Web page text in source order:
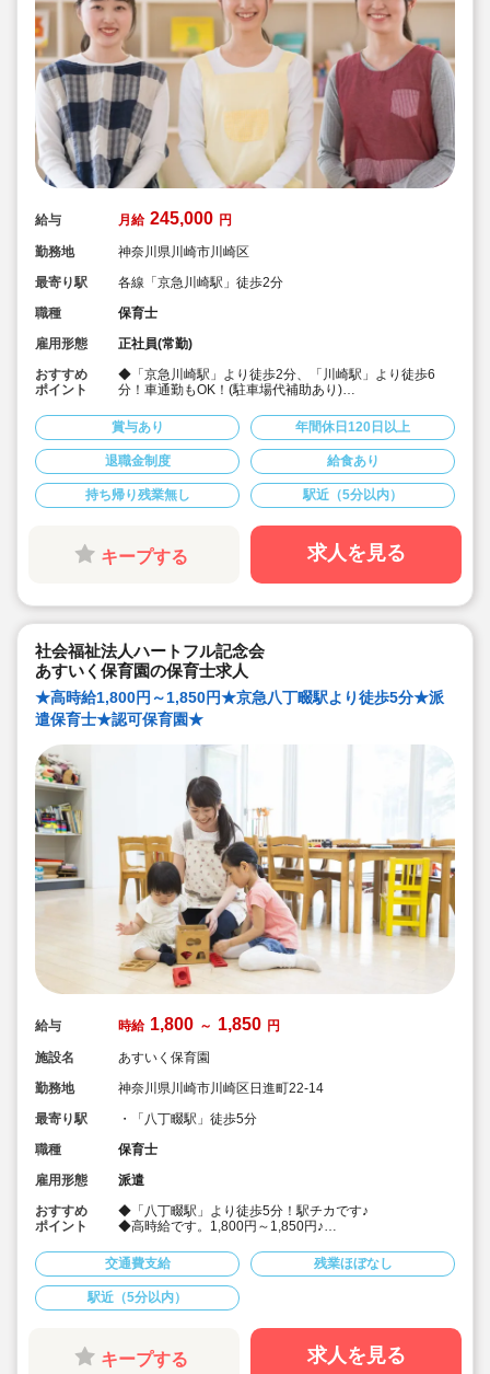
給与 月給 245,000 円
勤務地
神奈川県川崎市川崎区
最寄り駅
各線「京急川崎駅」徒歩2分
職種
保育士
雇用形態
正社員(常勤)
おすすめ
ポイント
◆「京急川崎駅」より徒歩2分、「川崎駅」より徒歩6
分！車通勤もOK！(駐車場代補助あり)
◆職員給食が無料で食べられる！嬉しい昼食補助☆
◆月給245,000円以上/経験を考慮して加算！
◆保育経験7年で年収400万、保育経験15年の主任で年収
469万など！
◆賞与3.0～3.2ヶ月♪(前年度実績)
◆年間休日120日。しっかりお休みが取れてプライベー
トの時間も充実。
◆借上社宅制度あり！(上限82,000円)
◆行事やイベントは職員の負担が大きくならないように
実施！持ち帰り仕事はありません！
◆残業も3～5時間(日平均9～15分)と少なめ♪
◆行事の都合や保育士さんのお休みによって残業時間が
長くなることもありますが、残業手当てはしっかり全額
ます。意見が反映されやすい環境です♪
◆くぼた式育児法「くぼたのうけん」を取り入れ、無理
なく実施しています。
賞与あり 年間休日120日以上
退職金制度 給食あり
持ち帰り残業無し 駅近（5分以内）
キープする 求人を見る
社会福祉法人ハートフル記念会
あすいく保育園の保育士求人
★高時給1,800円～1,850円★京急八丁畷駅より徒歩5分★派
遣保育士★認可保育園★
給与 時給 1,800 ～ 1,850 円
施設名
あすいく保育園
勤務地
神奈川県川崎市川崎区日進町22-14
最寄り駅
・「八丁畷駅」徒歩5分
職種
保育士
雇用形態
派遣
おすすめ
ポイント
◆「八丁畷駅」より徒歩5分！駅チカです♪
◆高時給です。1,800円～1,850円♪
て、子どもたちの気づきを育む保育を行っております！
◆子ども一人ひとりに寄り添った保育を行い、愛着関係
をしっかりと気づくことを大切にしています♪
◆見守る・見出す・誉める・伸ばす4つの過程を大切に保
◆ベテラン保育士もいらっしゃいますので、教えてもら
える環境があります♪未経験者もブランクのある方も安心
してご応募下さい。
交通費支給 残業ほぼなし
駅近（5分以内）
キープする 求人を見る